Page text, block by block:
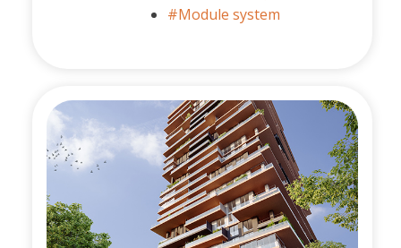
#Module system